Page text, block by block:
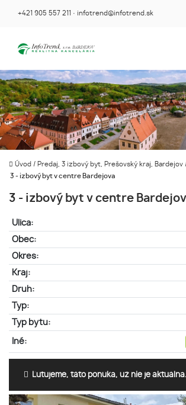
+421 905 557 211 · infotrend@infotrend.sk
Úvod / Predaj, 3 izbový byt, Prešovský kraj, Bardejov
3 - izbový byt v centre Bardejova
3 - izbový byt v centre
Ulica:
Obec:
Okres:
Kraj:
Druh:
Typ:
Typ bytu:
Iné:
Ľutujeme, táto ponuka, už nie je aktuálna.